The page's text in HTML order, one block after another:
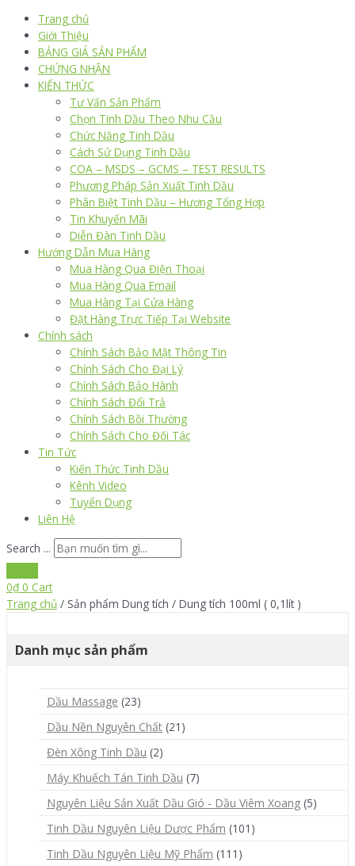
Trang chủ
Giới Thiệu
BẢNG GIÁ SẢN PHẨM
CHỨNG NHẬN
KIẾN THỨC
Tư Vấn Sản Phẩm
Chọn Tinh Dầu Theo Nhu Cầu
Chức Năng Tinh Dầu
Cách Sử Dụng Tinh Dầu
COA – MSDS – GCMS – TEST RESULTS
Phương Pháp Sản Xuất Tinh Dầu
Phân Biệt Tinh Dầu – Hương Tổng Hợp
Tin Khuyến Mãi
Diễn Đàn Tinh Dầu
Hướng Dẫn Mua Hàng
Mua Hàng Qua Điện Thoại
Mua Hàng Qua Email
Mua Hàng Tại Cửa Hàng
Đặt Hàng Trực Tiếp Tại Website
Chính sách
Chính Sách Bảo Mật Thông Tin
Chính Sách Cho Đại Lý
Chính Sách Bảo Hành
Chính Sách Đổi Trả
Chính Sách Bồi Thường
Chính Sách Cho Đối Tác
Tin Tức
Kiến Thức Tinh Dầu
Kênh Video
Tuyển Dụng
Liên Hệ
Search ...
0₫ 0 Cart
Trang chủ / Sản phẩm Dung tích / Dung tích 100ml ( 0,1lít )
Danh mục sản phẩm
Dầu Massage (23)
Dầu Nền Nguyên Chất (21)
Đèn Xông Tinh Dầu (2)
Máy Khuếch Tán Tinh Dầu (7)
Nguyên Liệu Sản Xuất Dầu Gió - Dầu Viêm Xoang (5)
Tinh Dầu Nguyên Liệu Dược Phẩm (101)
Tinh Dầu Nguyên Liệu Mỹ Phẩm (111)